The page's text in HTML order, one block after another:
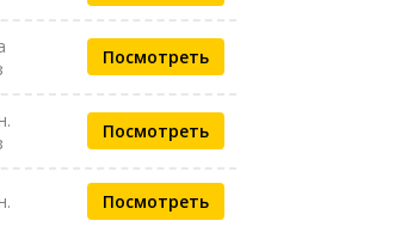
Посмотреть
Посмотреть
Посмотреть